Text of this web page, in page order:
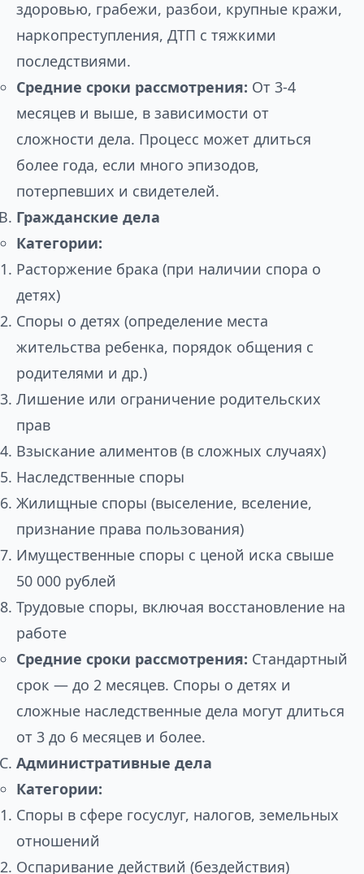
здоровью, грабежи, разбои, крупные кражи,
наркопреступления, ДТП с тяжкими
последствиями.
Средние сроки рассмотрения: От 3-4
месяцев и выше, в зависимости от
сложности дела. Процесс может длиться
более года, если много эпизодов,
потерпевших и свидетелей.
Гражданские дела
Категории:
Расторжение брака (при наличии спора о
детях)
Споры о детях (определение места
жительства ребенка, порядок общения с
родителями и др.)
Лишение или ограничение родительских
прав
Взыскание алиментов (в сложных случаях)
Наследственные споры
Жилищные споры (выселение, вселение,
признание права пользования)
Имущественные споры с ценой иска свыше
50 000 рублей
Трудовые споры, включая восстановление на
работе
Средние сроки рассмотрения: Стандартный
срок — до 2 месяцев. Споры о детях и
сложные наследственные дела могут длиться
от 3 до 6 месяцев и более.
Административные дела
Категории:
Споры в сфере госуслуг, налогов, земельных
отношений
Оспаривание действий (бездействия)